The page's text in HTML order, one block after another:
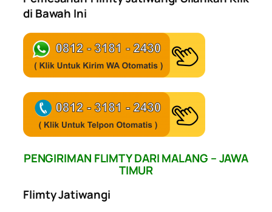
di Bawah Ini
PENGIRIMAN FLIMTY DARI MALANG – JAWA
TIMUR
Flimty Jatiwangi